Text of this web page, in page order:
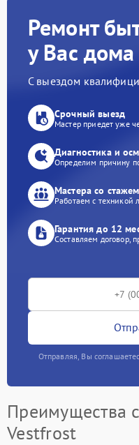
Ремонт
у Вас дома
С выездом
Срочный выезд
Мастер приедет уже
Диагностика и
Определим причину
Мастера со
Работаем с техникой
Гарантия до 12
Составляем договор,
Отправляя, Вы
Преимущества
Vestfrost